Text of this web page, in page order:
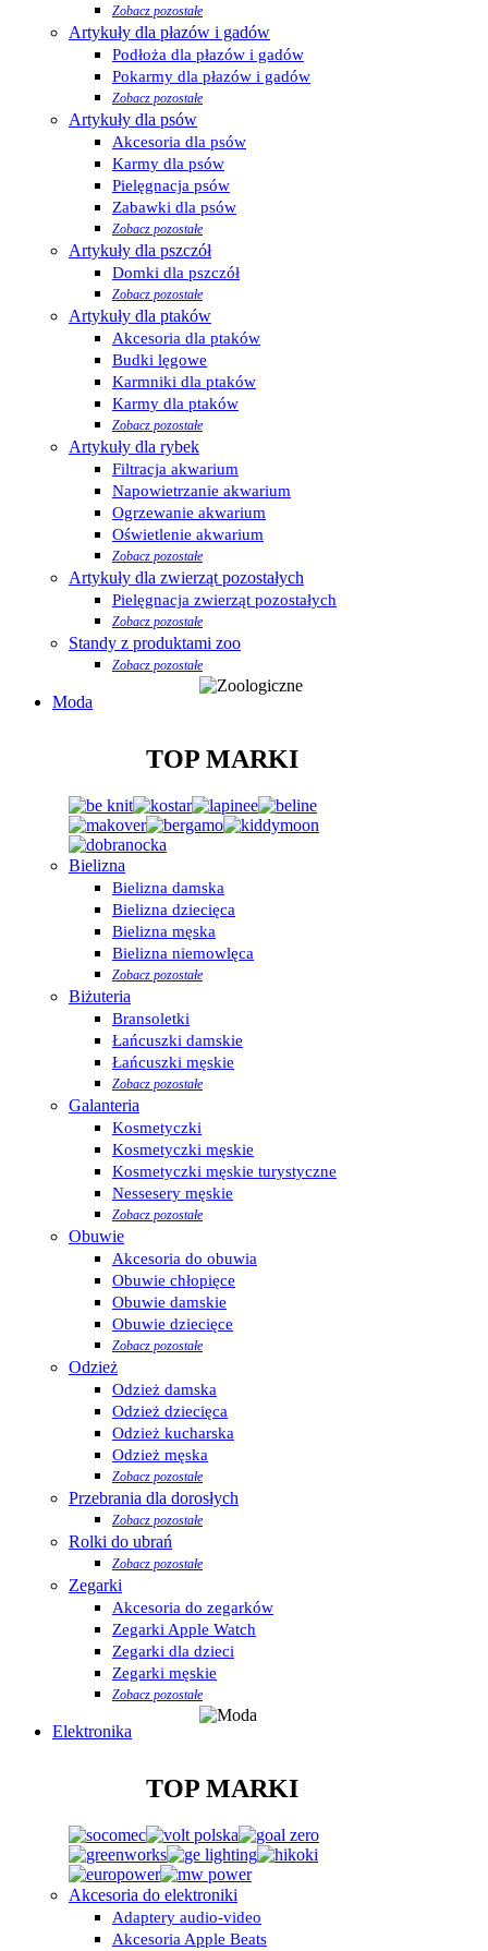
Zobacz pozostałe
Artykuły dla płazów i gadów
Podłoża dla płazów i gadów
Pokarmy dla płazów i gadów
Zobacz pozostałe
Artykuły dla psów
Akcesoria dla psów
Karmy dla psów
Pielęgnacja psów
Zabawki dla psów
Zobacz pozostałe
Artykuły dla pszczół
Domki dla pszczół
Zobacz pozostałe
Artykuły dla ptaków
Akcesoria dla ptaków
Budki lęgowe
Karmniki dla ptaków
Karmy dla ptaków
Zobacz pozostałe
Artykuły dla rybek
Filtracja akwarium
Napowietrzanie akwarium
Ogrzewanie akwarium
Oświetlenie akwarium
Zobacz pozostałe
Artykuły dla zwierząt pozostałych
Pielęgnacja zwierząt pozostałych
Zobacz pozostałe
Standy z produktami zoo
Zobacz pozostałe
Moda
TOP MARKI
Bielizna
Bielizna damska
Bielizna dziecięca
Bielizna męska
Bielizna niemowlęca
Zobacz pozostałe
Biżuteria
Bransoletki
Łańcuszki damskie
Łańcuszki męskie
Zobacz pozostałe
Galanteria
Kosmetyczki
Kosmetyczki męskie
Kosmetyczki męskie turystyczne
Nessesery męskie
Zobacz pozostałe
Obuwie
Akcesoria do obuwia
Obuwie chłopięce
Obuwie damskie
Obuwie dziecięce
Zobacz pozostałe
Odzież
Odzież damska
Odzież dziecięca
Odzież kucharska
Odzież męska
Zobacz pozostałe
Przebrania dla dorosłych
Zobacz pozostałe
Rolki do ubrań
Zobacz pozostałe
Zegarki
Akcesoria do zegarków
Zegarki Apple Watch
Zegarki dla dzieci
Zegarki męskie
Zobacz pozostałe
Elektronika
TOP MARKI
Akcesoria do elektroniki
Adaptery audio-video
Akcesoria Apple Beats